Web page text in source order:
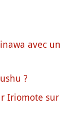
avec un
?
Iriomote sur